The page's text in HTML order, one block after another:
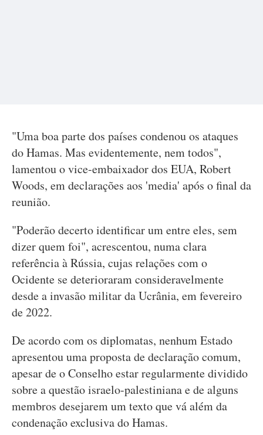
"Uma boa parte dos países condenou os ataques
do Hamas. Mas evidentemente, nem todos",
lamentou o vice-embaixador dos EUA, Robert
Woods, em declarações aos 'media' após o final da
reunião.
"Poderão decerto identificar um entre eles, sem
dizer quem foi", acrescentou, numa clara
referência à Rússia, cujas relações com o
Ocidente se deterioraram consideravelmente
desde a invasão militar da Ucrânia, em fevereiro
de 2022.
De acordo com os diplomatas, nenhum Estado
apresentou uma proposta de declaração comum,
apesar de o Conselho estar regularmente dividido
sobre a questão israelo-palestiniana e de alguns
membros desejarem um texto que vá além da
condenação exclusiva do Hamas.